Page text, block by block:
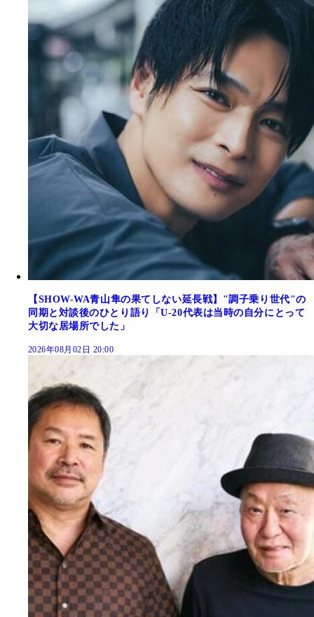
【SHOW-WA青山隼の果てしない延長戦】"調子乗り世代"の
同期と対談後のひとり語り「U-20代表は当時の自分にとって
大切な居場所でした」
2026年08月02日 20:00